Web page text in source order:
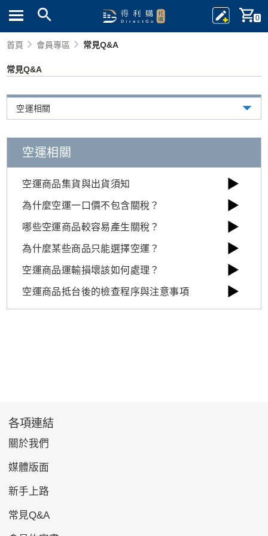
0
首頁 會員專區 常見Q&A
常見Q&A
空運相關
空運相關
▶
空運商品集貨與出貨須知
▶
為什麼空運一口價不包含關稅？
▶
哪些空運商品較容易產生關稅？
▶
為什麼某些商品只能選擇空運？
▶
空運商品運輸損壞該如何處理？
▶
空運商品抵台後的檢查程序與注意事項
各項連結
關於我們
媒體版面
新手上路
常見Q&A